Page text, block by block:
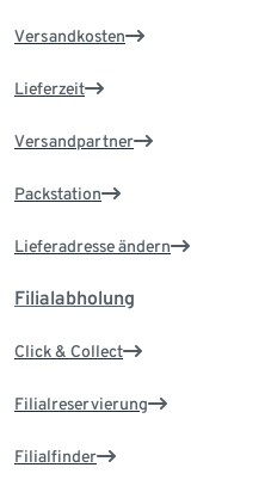
Versandkosten
Lieferzeit
Versandpartner
Packstation
Lieferadresse ändern
Filialabholung
Click & Collect
Filialreservierung
Filialfinder